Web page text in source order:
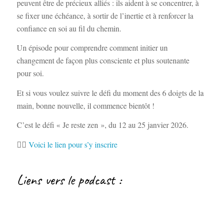
peuvent être de précieux alliés : ils aident à se concentrer, à
se fixer une échéance, à sortir de l’inertie et à renforcer la
confiance en soi au fil du chemin.
Un épisode pour comprendre comment initier un
changement de façon plus consciente et plus soutenante
pour soi.
Et si vous voulez suivre le défi du moment des 6 doigts de la
main, bonne nouvelle, il commence bientôt !
C’est le défi « Je reste zen », du 12 au 25 janvier 2026.
👉🏻 Voici le lien pour s’y inscrire
Liens vers le podcast :